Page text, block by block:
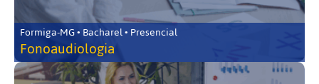
Formiga-MG • Bacharel • Presencial
Fonoaudiologia